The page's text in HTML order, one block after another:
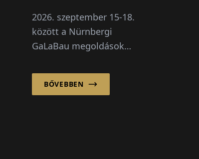
klímaalkalmassá
válik
2026. szeptember 15-18.
között a Nürnbergi
GaLaBau megoldásokat
klímalkalmazkodásra és
a szakképzett munkaerő
BŐVEBBEN